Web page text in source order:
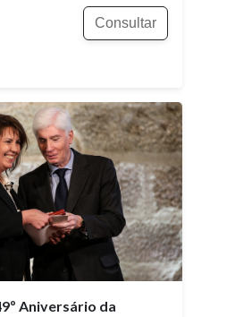
Consultar
Aniversário da